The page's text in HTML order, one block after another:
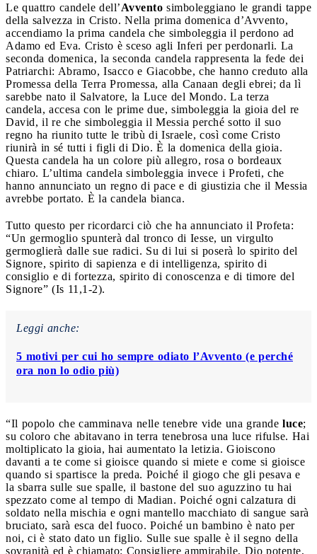
Le quattro candele dell’Avvento simboleggiano le grandi tappe
della salvezza in Cristo. Nella prima domenica d’Avvento,
accendiamo la prima candela che simboleggia il perdono ad
Adamo ed Eva. Cristo è sceso agli Inferi per perdonarli. La
seconda domenica, la seconda candela rappresenta la fede dei
Patriarchi: Abramo, Isacco e Giacobbe, che hanno creduto alla
Promessa della Terra Promessa, alla Canaan degli ebrei; da lì
sarebbe nato il Salvatore, la Luce del Mondo. La terza
candela, accesa con le prime due, simboleggia la gioia del re
David, il re che simboleggia il Messia perché sotto il suo
regno ha riunito tutte le tribù di Israele, così come Cristo
riunirà in sé tutti i figli di Dio. È la domenica della gioia.
Questa candela ha un colore più allegro, rosa o bordeaux
chiaro. L’ultima candela simboleggia invece i Profeti, che
hanno annunciato un regno di pace e di giustizia che il Messia
avrebbe portato. È la candela bianca.
Tutto questo per ricordarci ciò che ha annunciato il Profeta:
“Un germoglio spunterà dal tronco di Iesse, un virgulto
germoglierà dalle sue radici. Su di lui si poserà lo spirito del
Signore, spirito di sapienza e di intelligenza, spirito di
consiglio e di fortezza, spirito di conoscenza e di timore del
Signore” (Is 11,1-2).
Leggi anche:
5 motivi per cui ho sempre odiato l’Avvento (e perché
ora non lo odio più)
“Il popolo che camminava nelle tenebre vide una grande luce;
su coloro che abitavano in terra tenebrosa una luce rifulse. Hai
moltiplicato la gioia, hai aumentato la letizia. Gioiscono
davanti a te come si gioisce quando si miete e come si gioisce
quando si spartisce la preda. Poiché il giogo che gli pesava e
la sbarra sulle sue spalle, il bastone del suo aguzzino tu hai
spezzato come al tempo di Madian. Poiché ogni calzatura di
soldato nella mischia e ogni mantello macchiato di sangue sarà
bruciato, sarà esca del fuoco. Poiché un bambino è nato per
noi, ci è stato dato un figlio. Sulle sue spalle è il segno della
sovranità ed è chiamato: Consigliere ammirabile, Dio potente,